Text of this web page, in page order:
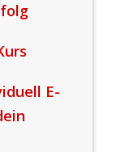
E-